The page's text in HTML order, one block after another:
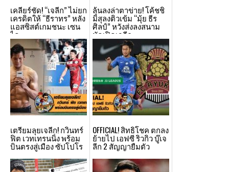
เคลียร์ชัด! “เจลีก” ไม่ยก
เครดิตให้ “ธีราทร” หลัง
แอสซิสต์เกมชนะ เซน
ได
ลุ้นลงล่าตาข่าย! โค้ชชิ
มิสุลงติวเข้ม “มุ้ย ธีร
ศิลป์” หวังส่งลงสนาม
นัดเปิดเจลีก
เตรียมลุยเจลีก! กวินทร์
ฟิต เวทเทรนนิ่ง พร้อม
บินตรงสู่เมือง ซัปโปโร
OFFICIAL! สิทธิโชค ตกลง
ย้ายไป เอฟซี ริวกิว บู๊เจ
ลีก 2 สัญญายืมตัว